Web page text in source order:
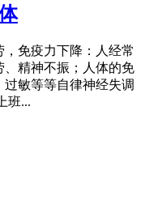
免疫力下降：人经常
精神不振；人体的免
敏等等自律神经失调
班...